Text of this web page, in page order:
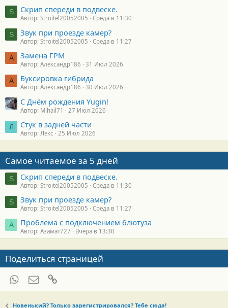
S Скрип спереди в подвеске.
Автор: Stroitel20052005 Среда в 11:30
S Звук при проезде камер?
Автор: Stroitel20052005 Среда в 11:27
А Замена ГРМ
Автор: Александр186 31 Июл 2026
А Буксировка гибрида
Автор: Александр186 30 Июл 2026
С Днём рождения Yugin!
Автор: Mihail71 27 Июл 2026
Л Стук в задней части
Автор: Лекс 25 Июл 2026
Самое читаемое за 5 дней
S Скрип спереди в подвеске.
Автор: Stroitel20052005 Среда в 11:30
S Звук при проезде камер?
Автор: Stroitel20052005 Среда в 11:27
А Проблема с подключением блютуза
Автор: Азамат727 Вчера в 13:30
Поделиться страницей
WhatsAppЭлектронная почта
Новенький? Только зарегистрировался? Тебе сюда!